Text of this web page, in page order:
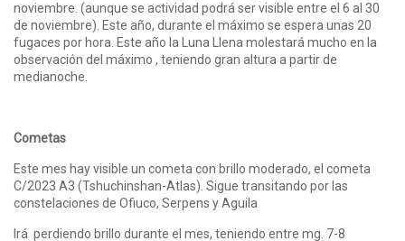
noviembre. (aunque se actividad podrá ser visible entre el 6 al 30
de noviembre). Este año, durante el máximo se espera unas 20
fugaces por hora. Este año la Luna Llena molestará mucho en la
observación del máximo , teniendo gran altura a partir de
medianoche.
Cometas
Este mes hay visible un cometa con brillo moderado, el cometa
C/2023 A3 (Tshuchinshan-Atlas). Sigue transitando por las
constelaciones de Ofiuco, Serpens y Aguila
Irá perdiendo brillo durante el mes, teniendo entre mg. 7-8